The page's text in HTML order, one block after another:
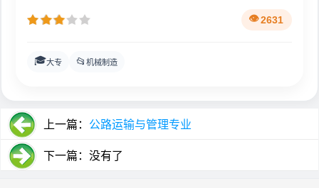
2631
🎓大专 📂 机械制造
上一篇： 公路运输与管理专业
下一篇：没有了